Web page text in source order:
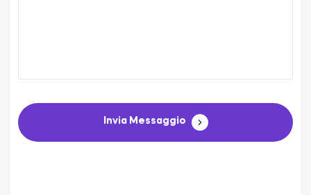
Invia Messaggio